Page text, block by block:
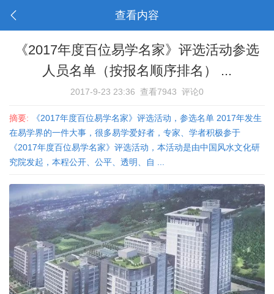
查看内容
《2017年度百位易学名家》评选活动参选
人员名单（按报名顺序排名） ...
2017-9-23 23:36 查看7943 评论0
摘要:
《2017年度百位易学名家》评选活动，参选名单 2017年发生
在易学界的一件大事，很多易学爱好者，专家、学者积极参于
《2017年度百位易学名家》评选活动，本活动是由中国风水文化研
究院发起，本程公开、公平、透明、自 ...